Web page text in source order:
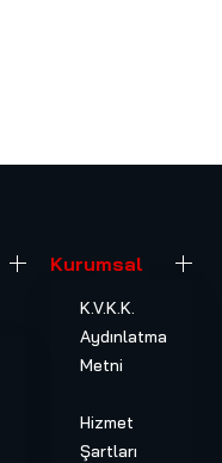
Kurumsal
K.V.K.K.
Aydınlatma
Metni
Hizmet
Şartları